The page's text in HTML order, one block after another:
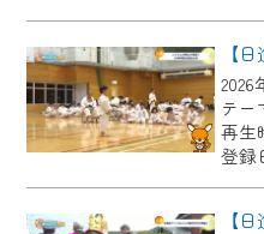
2026
テー
再生
登録
【変更点】
◆デザイン変更に
の動画コンテンツが
◆当社アプリやＰＣ
でも・どこでも・外
CCNetサービスエ
番組をご視聴いただ